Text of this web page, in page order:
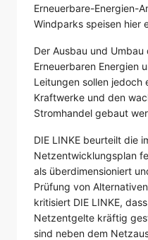
Erneuerbare-Energien-
Windparks speisen hier
Der Ausbau und
Erneuerbaren Energien
Leitungen sollen jedoch
Kraftwerke und den
Stromhandel gebaut
DIE LINKE beurteilt die
Netzentwicklungsplan
als überdimensioniert
Prüfung von
kritisiert DIE LINKE,
Netzentgelte kräftig
sind neben dem